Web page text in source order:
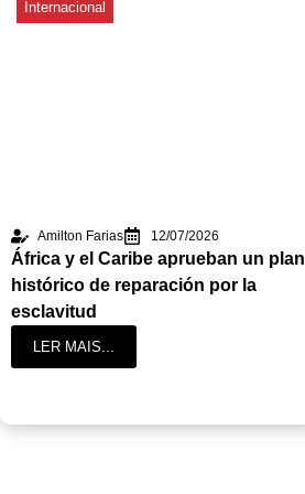
Internacional
Amilton Farias 12/07/2026
África y el Caribe aprueban un plan
histórico de reparación por la
esclavitud
LER MAIS...